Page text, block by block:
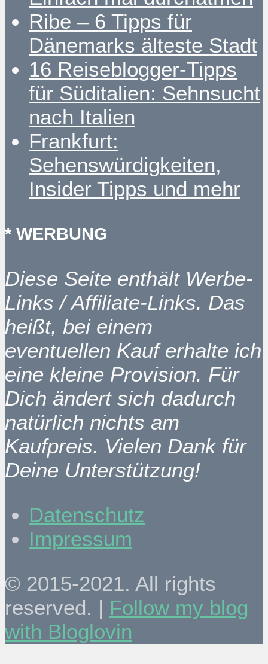
Ribe – 6 Tipps für
Dänemarks älteste Stadt
16 Reiseblogger-Tipps
für Süditalien: Sehnsucht
nach Italien
Frankfurt:
Sehenswürdigkeiten,
Insider Tipps und mehr
* WERBUNG
Diese Seite enthält Werbe-
Links / Affiliate-Links. Das
heißt, bei einem
eventuellen Kauf erhalte ich
eine kleine Provision. Für
Dich ändert sich dadurch
natürlich nichts am
Kaufpreis. Vielen Dank für
Deine Unterstützung!
Datenschutz
Impressum
© 2015-2021. All rights
reserved. | Follow my blog
with Bloglovin